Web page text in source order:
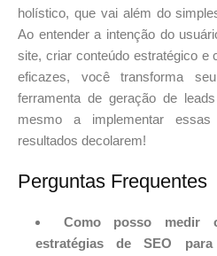
holístico, que vai além do
Ao entender a intenção do
site, criar conteúdo estratégico e
eficazes, você transforma
ferramenta de geração de
mesmo a implementar
resultados decolarem!
Perguntas Frequentes
Como posso medir
estratégias de SEO para